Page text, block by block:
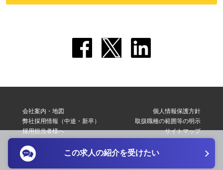
会社案内・地図
弊社採用情報（中途・新卒）
採用担当者様へ
転職支援サービス利用規約
個人情報保護方針
取扱職種の範囲等の明示
サイトマップ
お問い合わせ
この求人の紹介を受けたい